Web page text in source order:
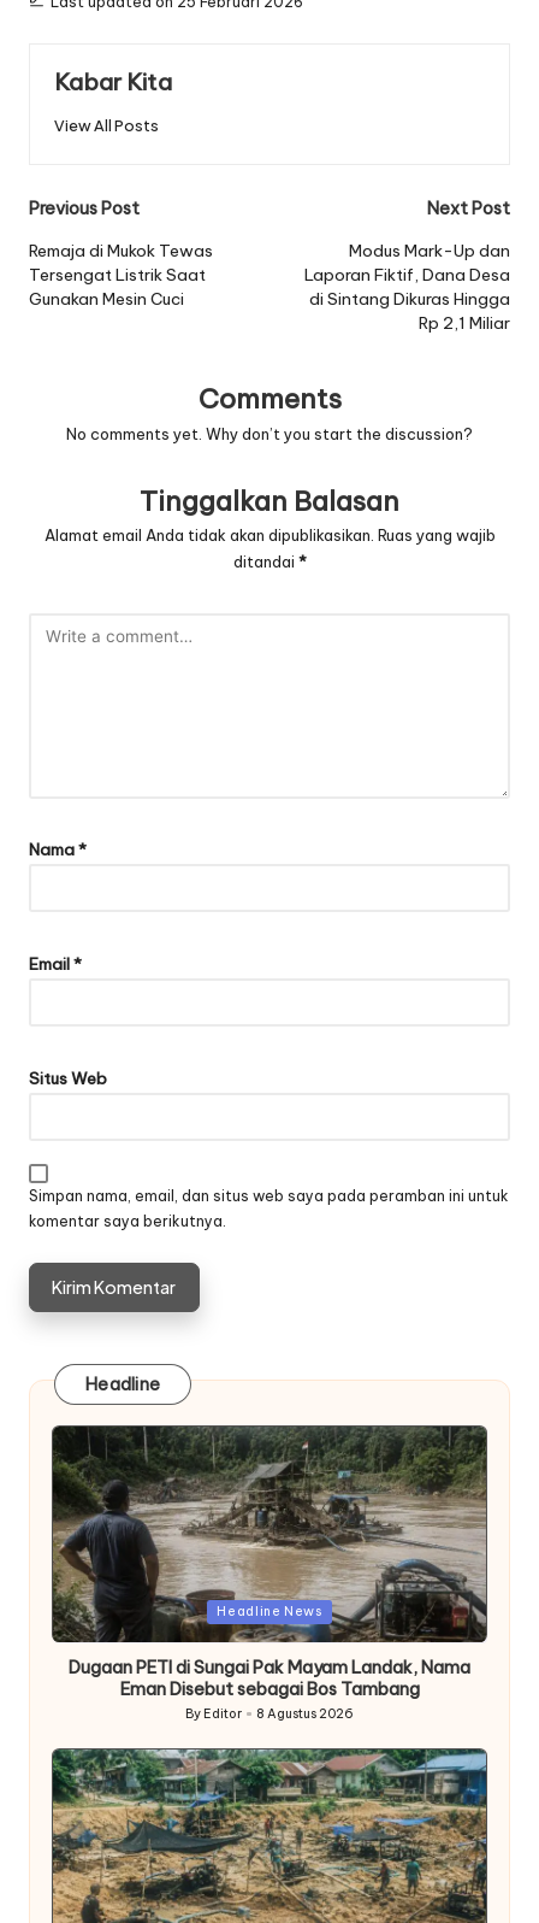
Kabar Kita
View All Posts
Post
navigation
Previous Post
Remaja di Mukok Tewas
Tersengat Listrik Saat
Gunakan Mesin Cuci
Next Post
Modus Mark-Up dan
Laporan Fiktif, Dana Desa
di Sintang Dikuras Hingga
Rp 2,1 Miliar
Comments
No comments yet. Why don’t you start the discussion?
Tinggalkan Balasan
Alamat email Anda tidak akan dipublikasikan. Ruas yang wajib
ditandai *
Nama*
Email*
Situs Web
Simpan nama, email, dan situs web saya pada peramban ini untuk
komentar saya berikutnya.
Headline
Posted
in
Headline News
Dugaan PETI di Sungai Pak Mayam Landak, Nama
Eman Disebut sebagai Bos Tambang
Posted
by
By Editor 8 Agustus 2026